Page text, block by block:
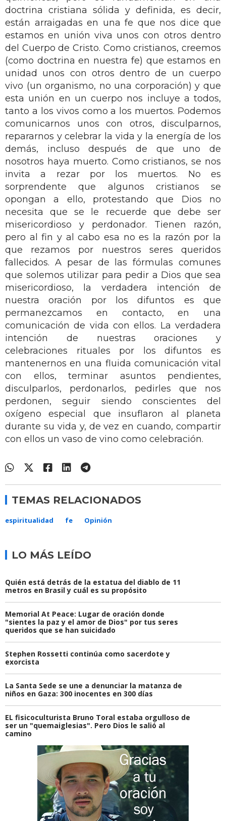
doctrina cristiana sólida y definida, es decir,
están arraigadas en una fe que nos dice que
estamos en unión viva unos con otros dentro
del Cuerpo de Cristo. Como cristianos, creemos
(como doctrina en nuestra fe) que estamos en
unidad unos con otros dentro de un cuerpo
vivo (un organismo, no una corporación) y que
esta unión en un cuerpo nos incluye a todos,
tanto a los vivos como a los muertos. Podemos
comunicarnos unos con otros, disculparnos,
repararnos y celebrar la vida y la energía de los
demás, incluso después de que uno de
nosotros haya muerto. Como cristianos, se nos
invita a rezar por los muertos. No es
sorprendente que algunos cristianos se
opongan a ello, protestando que Dios no
necesita que se le recuerde que debe ser
misericordioso y perdonador. Tienen razón,
pero al fin y al cabo esa no es la razón por la
que rezamos por nuestros seres queridos
fallecidos. A pesar de las fórmulas comunes
que solemos utilizar para pedir a Dios que sea
misericordioso, la verdadera intención de
nuestra oración por los difuntos es que
permanezcamos en contacto, en una
comunicación de vida con ellos. La verdadera
intención de nuestras oraciones y
celebraciones rituales por los difuntos es
mantenernos en una fluida comunicación vital
con ellos, terminar asuntos pendientes,
disculparlos, perdonarlos, pedirles que nos
perdonen, seguir siendo conscientes del
oxígeno especial que insuflaron al planeta
durante su vida y, de vez en cuando, compartir
con ellos un vaso de vino como celebración.
TEMAS RELACIONADOS
espiritualidad fe Opinión
LO MÁS LEÍDO
Quién está detrás de la estatua del diablo de 11
metros en Brasil y cuál es su propósito
Memorial At Peace: Lugar de oración donde
"sientes la paz y el amor de Dios" por tus seres
queridos que se han suicidado
Stephen Rossetti continúa como sacerdote y
exorcista
La Santa Sede se une a denunciar la matanza de
niños en Gaza: 300 inocentes en 300 días
EL fisicoculturista Bruno Toral estaba orgulloso de
ser un "quemaiglesias". Pero Dios le salió al
camino